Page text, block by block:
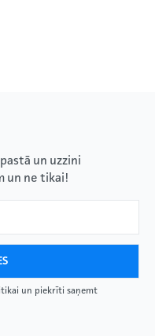
un uzzini
un ne tikai!
un piekrīti saņemt